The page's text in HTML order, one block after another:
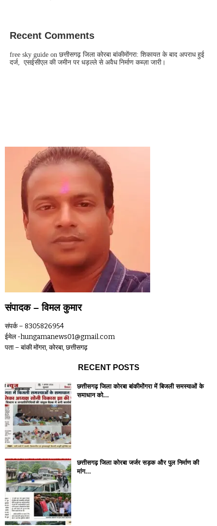
Recent Comments
free sky guide on छत्तीसगढ़ जिला कोरबा बांकीमोंगरा: शिकायत के बाद अपराध हुई
दर्ज, एसईसीएल की जमीन पर धड़ल्ले से अवैध निर्माण कब्ज़ा जारी।
संपादक – विमल कुमार
संपर्क – 8305826954
ईमेल -hungamanews01@gmail.com
पता – बांकी मोंगरा, कोरबा, छत्तीसगढ़
RECENT POSTS
छत्तीसगढ़ जिला कोरबा बांकीमोंगरा में बिजली समस्याओं के
समाधान को...
छत्तीसगढ़ जिला कोरबा जर्जर सड़क और पुल निर्माण की
मांग...